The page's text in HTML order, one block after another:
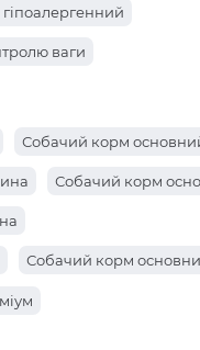
ваги
Собачий корм
Собачий корм
Собачий корм